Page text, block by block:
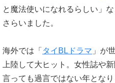
と魔法使いになれるらしい」
さらいました。
海外では「 タイBLドラマ 」が
上陸して大ヒット。女性誌や
言っても過言ではない年となり